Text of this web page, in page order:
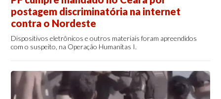
postagem discriminatória na internet
contra o Nordeste
Dispositivos eletrônicos e outros materiais foram apreendidos
com o suspeito, na Operação Humanitas I.